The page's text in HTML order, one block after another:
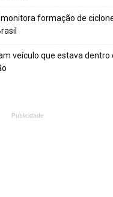
monitora formação de
veículo que estava dentro
Publicidade